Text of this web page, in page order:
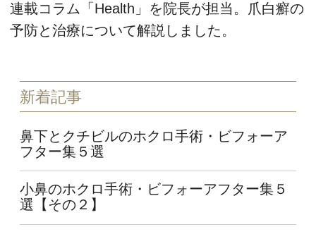
連載コラム「Health」を院長が担当。爪白癬の
予防と治療について解説しました。
新着記事
鼻下とクチビルのホクロ手術・ビフォーア
フター集５選
小鼻のホクロ手術・ビフォーアフター集５
選【その２】